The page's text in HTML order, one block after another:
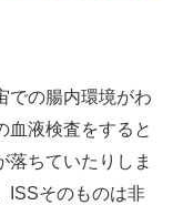
での腸内環境がわ
血液検査をすると
落ちていたりしま
ISSそのものは非